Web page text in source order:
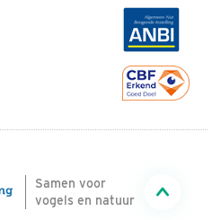
Samen voor
vogels en natuur